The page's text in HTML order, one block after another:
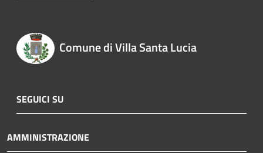
Comune di Villa Santa Lucia
SEGUICI SU
AMMINISTRAZIONE